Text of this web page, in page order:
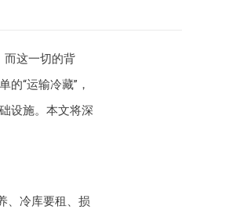
而这一切的背
“运输冷藏”，
设施。本文将深
、冷库要租、损